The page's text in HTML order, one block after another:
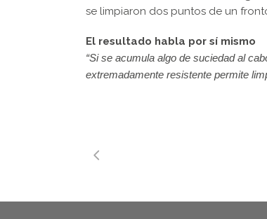
se limpiaron dos puntos de un
El resultado habla por sí mismo
“Si se acumula algo de suciedad al
extremadamente resistente permite